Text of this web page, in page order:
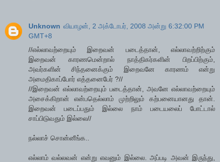
Unknown வியாழன், 2 அக்டோபர், 2008 அன்று 6:32:00 PM
GMT+8
//எல்லாவற்றையும் இறைவன் படைத்தான், எல்லாவற்றிற்கும்
இறைவன் காரணமென்றால் நாத்திகர்களின் பிறப்பிற்கும்,
அவர்களின் சிந்தனைக்கும் இறைவனே காரணம் என்று
அமைதிகாப்போர் எத்தனைபேர் ?//
//இறைவன் எல்லாவற்றையும் படைத்தான், அவனே எல்லாவற்றையும்
அசைக்கிறான் என்பதெல்லாம் முற்றிலும் கற்பனையானது தான்.
இறைவன் படைப்பதும் இல்லை நாம் படையலைப் போட்டால்
சாப்பிடுவதும் இல்லை//
நல்லாச் சொன்னீங்க..
எல்லாம் வல்லவன் என்று எவனும் இல்லை. அப்படி அவன் இருந்து,